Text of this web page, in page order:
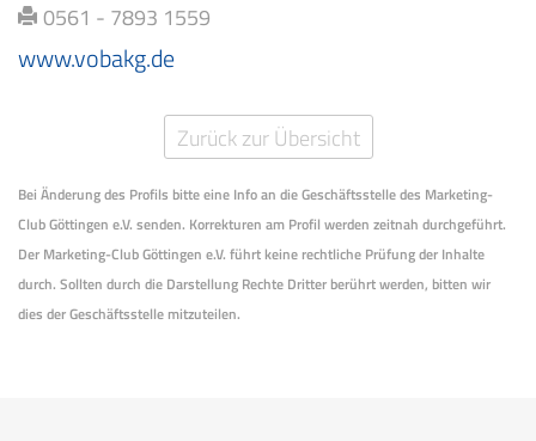
0561 - 7893 1559
www.vobakg.de
Zurück zur Übersicht
Bei Änderung des Profils bitte eine Info an die Geschäftsstelle des Marketing-
Club Göttingen e.V. senden. Korrekturen am Profil werden zeitnah durchgeführt.
Der Marketing-Club Göttingen e.V. führt keine rechtliche Prüfung der Inhalte
durch. Sollten durch die Darstellung Rechte Dritter berührt werden, bitten wir
dies der Geschäftsstelle mitzuteilen.